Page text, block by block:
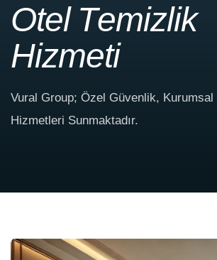
Otel Temizlik
Hizmeti
Vural Group; Özel Güvenlik, Kurumsal
Hizmetleri Sunmaktadır.